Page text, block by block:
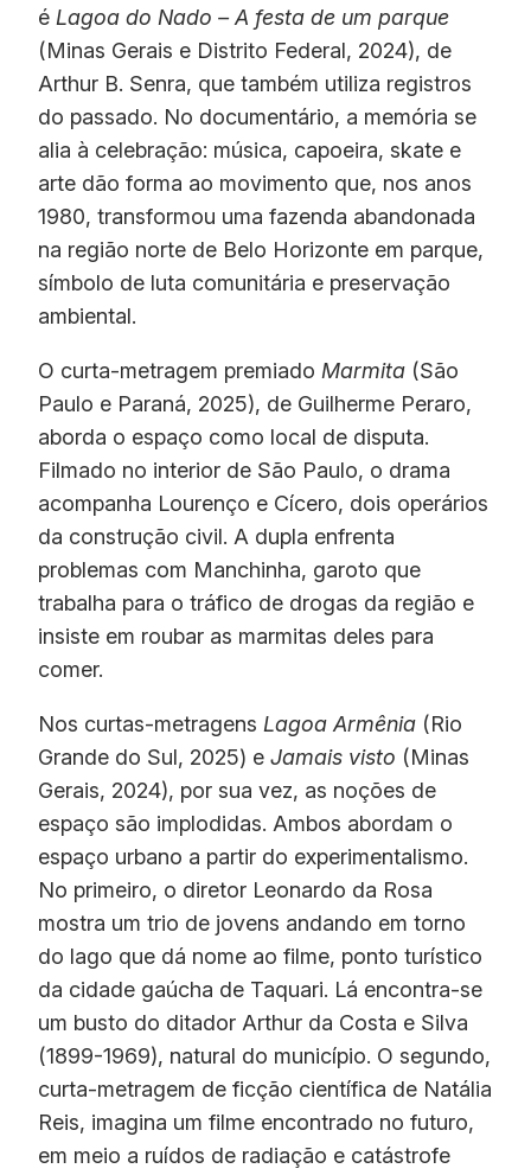
é Lagoa do Nado – A festa de um parque
(Minas Gerais e Distrito Federal, 2024), de
Arthur B. Senra, que também utiliza registros
do passado. No documentário, a memória se
alia à celebração: música, capoeira, skate e
arte dão forma ao movimento que, nos anos
1980, transformou uma fazenda abandonada
na região norte de Belo Horizonte em parque,
símbolo de luta comunitária e preservação
ambiental.
O curta-metragem premiado Marmita (São
Paulo e Paraná, 2025), de Guilherme Peraro,
aborda o espaço como local de disputa.
Filmado no interior de São Paulo, o drama
acompanha Lourenço e Cícero, dois operários
da construção civil. A dupla enfrenta
problemas com Manchinha, garoto que
trabalha para o tráfico de drogas da região e
insiste em roubar as marmitas deles para
comer.
Nos curtas-metragens Lagoa Armênia (Rio
Grande do Sul, 2025) e Jamais visto (Minas
Gerais, 2024), por sua vez, as noções de
espaço são implodidas. Ambos abordam o
espaço urbano a partir do experimentalismo.
No primeiro, o diretor Leonardo da Rosa
mostra um trio de jovens andando em torno
do lago que dá nome ao filme, ponto turístico
da cidade gaúcha de Taquari. Lá encontra-se
um busto do ditador Arthur da Costa e Silva
(1899-1969), natural do município. O segundo,
curta-metragem de ficção científica de Natália
Reis, imagina um filme encontrado no futuro,
em meio a ruídos de radiação e catástrofe